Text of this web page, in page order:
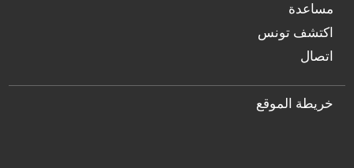
مساعدة
اكتشف تونس
اتصال
خريطة الموقع